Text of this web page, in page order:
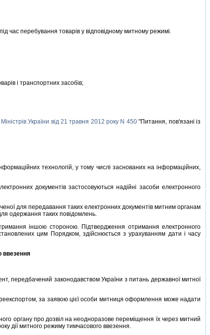
час перебування товарiв у вiдповiдному митному режимi.
i транспортних засобiв;
України вiд 21 травня 2012 року N 450"Питання, пов'язанi iз
технологiй, у тому числi заснованих на iнформацiйних,
документiв застосовуються надiйнi засоби електронного
для передавання таких електронних документiв митним органам
одержання таких повiдомлень.
iншою стороною. Пiдтвердження отримання електронного
цим Порядком, здiйснюється з урахуванням дати i часу
ввезення
законодавством України з питань державної митної
за заявою цiєї особи митниця оформлення може надати
органу про дозвiл на неодноразове перемiщення їх через митний
дiї митного режиму тимчасового ввезення.